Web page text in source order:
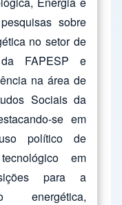
sobre
no setor de
FAPESP e
na área de
Sociais da
se em
político de
em
para a
energética,